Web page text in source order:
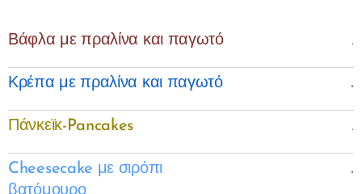
Βάφλα με πραλίνα και παγωτό .
Κρέπα με πραλίνα και παγωτό .
Πάνκεϊκ-Pancakes .
Cheesecake με σιρόπι
βατόμουρο
.